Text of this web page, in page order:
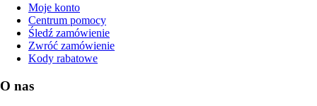
Moje konto
Centrum pomocy
Śledź zamówienie
Zwróć zamówienie
Kody rabatowe
O nas